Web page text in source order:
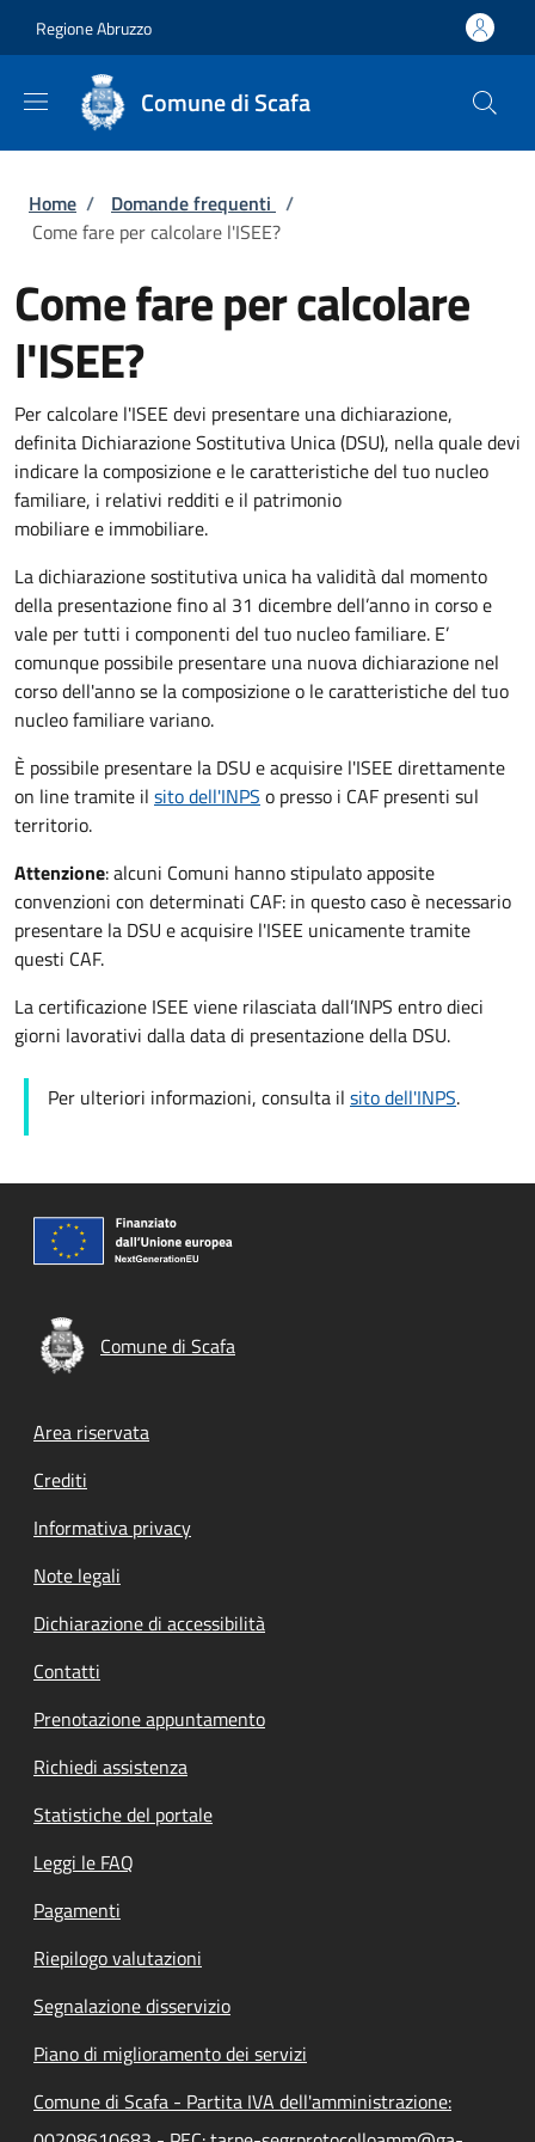
Regione Abruzzo
Comune di Scafa
Briciole di pane
Home / Domande frequenti /
Come fare per calcolare l'ISEE?
Come fare per calcolare
l'ISEE?
Per calcolare l'ISEE devi presentare una dichiarazione,
definita Dichiarazione Sostitutiva Unica (DSU), nella quale devi
indicare la composizione e le caratteristiche del tuo nucleo
familiare, i relativi redditi e il patrimonio
mobiliare e immobiliare.
La dichiarazione sostitutiva unica ha validità dal momento
della presentazione fino al 31 dicembre dell’anno in corso e
vale per tutti i componenti del tuo nucleo familiare. E’
comunque possibile presentare una nuova dichiarazione nel
corso dell'anno se la composizione o le caratteristiche del tuo
nucleo familiare variano.
È possibile presentare la DSU e acquisire l'ISEE direttamente
on line tramite il sito dell'INPS o presso i CAF presenti sul
territorio.
Attenzione: alcuni Comuni hanno stipulato apposite
convenzioni con determinati CAF: in questo caso è necessario
presentare la DSU e acquisire l'ISEE unicamente tramite
questi CAF.
La certificazione ISEE viene rilasciata dall’INPS entro dieci
giorni lavorativi dalla data di presentazione della DSU.
Per ulteriori informazioni, consulta il sito dell'INPS.
Comune di Scafa
Footer menu
Area riservata
Crediti
Informativa privacy
Note legali
Dichiarazione di accessibilità
Contatti
Prenotazione appuntamento
Richiedi assistenza
Statistiche del portale
Leggi le FAQ
Pagamenti
Riepilogo valutazioni
Segnalazione disservizio
Piano di miglioramento dei servizi
Comune di Scafa - Partita IVA dell'amministrazione: